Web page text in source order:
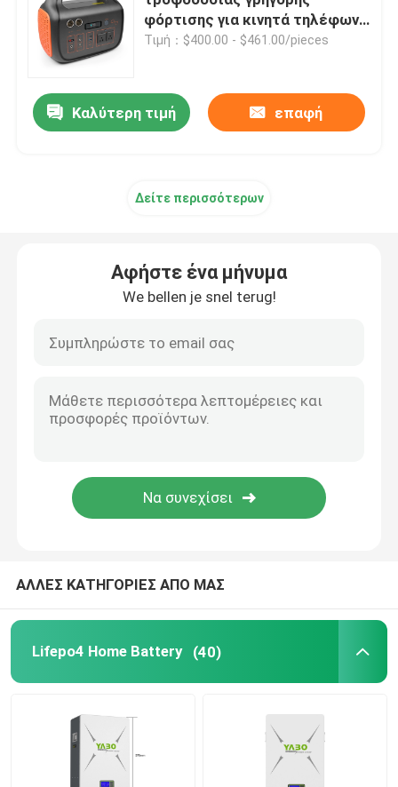
μπαταρία 12V LiFePO4
μπαταρία 24V Lifepo4
Αδιάβροχη μπαταρία Lifepo4
Μπαταρία rv Lifepo4
φόρτισης για κινητά τηλέφωνα
Φορητοί υπολογιστές 200V
Τιμή：$400.00 - $461.00/pieces
Καλύτερη τιμή επαφή
Δείτε περισσότερων
Αφήστε ένα μήνυμα
We bellen je snel terug!
ΑΛΛΕΣ ΚΑΤΗΓΟΡΙΕΣ ΑΠΟ ΜΑΣ
Lifepo4 Home Battery (40)